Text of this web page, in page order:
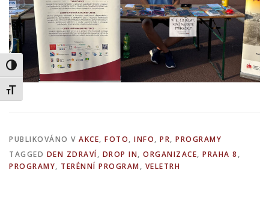
Přepnout na vysoký kontrast
Přepnout velikost písma
PUBLIKOVÁNO V AKCE, FOTO, INFO, PR, PROGRAMY
TAGGED DEN ZDRAVÍ, DROP IN, ORGANIZACE, PRAHA 8 ,
PROGRAMY, TERÉNNÍ PROGRAM, VELETRH